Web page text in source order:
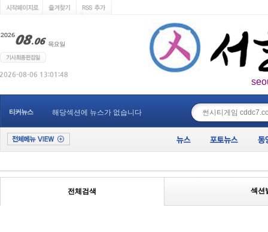
티커뉴스 해당섹션에 뉴스가 없습니다
전체검색 섹션